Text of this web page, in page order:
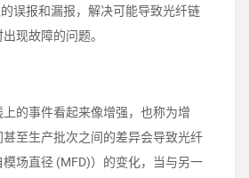
误报和漏报，解决可能导致光纤链
现故障的问题。
上的事件看起来像增强，也称为增
至生产批次之间的差异会导致光纤
场直径 (MFD)）的变化，当与另一